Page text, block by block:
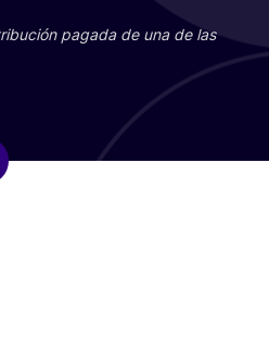
paga­da de una de las